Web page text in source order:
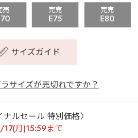
売 完売
E75
完売
E80
サイズガイド
サイズが売切れですか？
ナルセール 特別価格〉
17(月)15:59まで